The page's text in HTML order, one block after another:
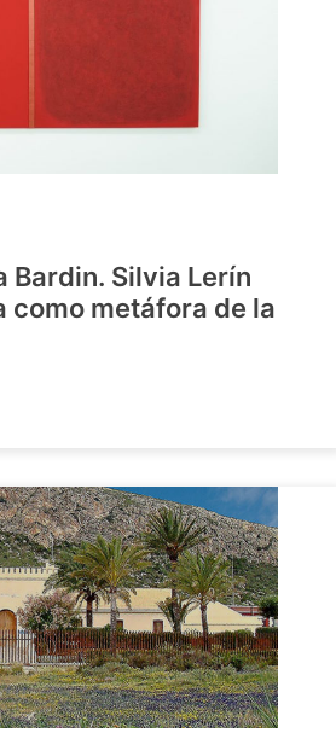
Bardin. Silvia Lerín
como metáfora de la